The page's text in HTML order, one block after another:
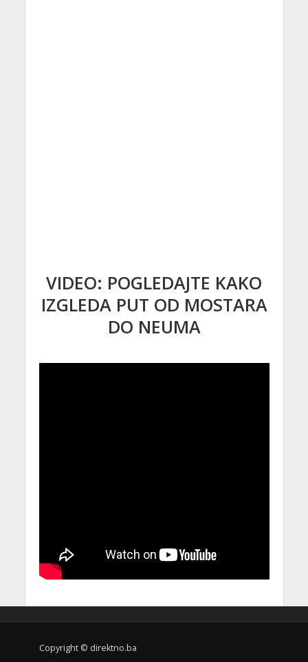
VIDEO: POGLEDAJTE KAKO
IZGLEDA PUT OD MOSTARA
DO NEUMA
Copyright © direktno.ba